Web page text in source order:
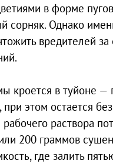
в форме
сорняк. Однако
вредителей
кроется в туйоне
при этом остается
раствора
200 граммов
где залить